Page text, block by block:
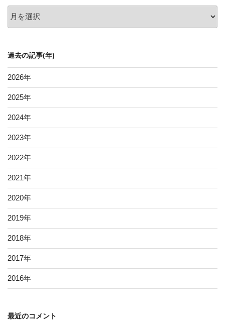
去
事
過去の記事(年)
2026年
2025年
2024年
2023年
2022年
2021年
2020年
2019年
2018年
2017年
2016年
最近のコメント